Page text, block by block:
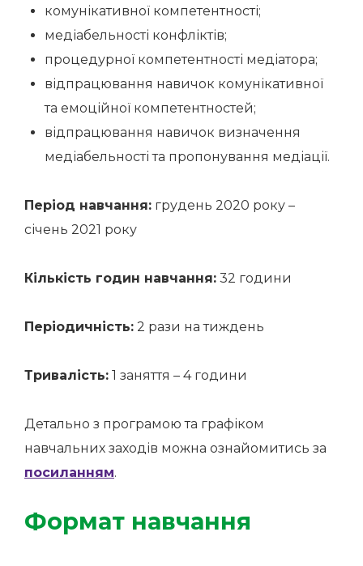
комунікативної компетентності;
медіабельності конфліктів;
процедурної компетентності медіатора;
відпрацювання навичок комунікативної
та емоційної компетентностей;
відпрацювання навичок визначення
медіабельності та пропонування медіації.
Період навчання: грудень 2020 року –
січень 2021 року
Кількість годин навчання: 32 години
Періодичність: 2 рази на тиждень
Тривалість: 1 заняття – 4 години
Детально з програмою та графіком
навчальних заходів можна ознайомитись за
посиланням.
Формат навчання